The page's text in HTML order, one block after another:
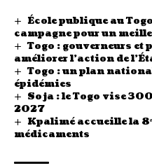
École publique au
campagne pour un
Togo : gouverneurs et
améliorer l’action de
Togo : un plan
épidémies
Soja : le Togo vise
2027
Kpalimé accueille la
médicaments